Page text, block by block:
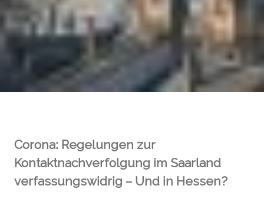
Corona: Regelungen zur
Kontaktnachverfolgung im Saarland
verfassungswidrig – Und in Hessen?